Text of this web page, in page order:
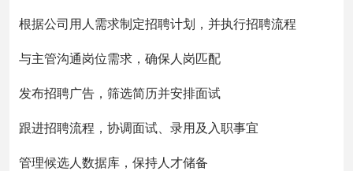
根据公司用人需求制定招聘计划，并执行招聘流程
与主管沟通岗位需求，确保人岗匹配
发布招聘广告，筛选简历并安排面试
跟进招聘流程，协调面试、录用及入职事宜
管理候选人数据库，保持人才储备